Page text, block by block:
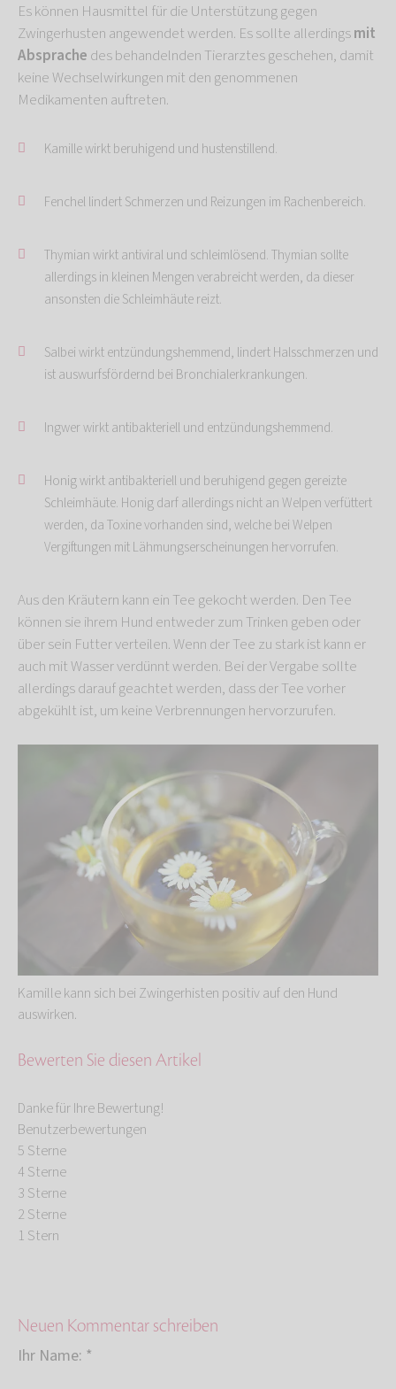
Es können Hausmittel für die Unterstützung gegen
Zwingerhusten angewendet werden. Es sollte allerdingsmit
Absprache des behandelnden Tierarztes geschehen, damit
keine Wechselwirkungen mit den genommenen
Medikamenten auftreten.
Kamille wirkt beruhigend und hustenstillend.
Fenchel lindert Schmerzen und Reizungen im Rachenbereich.
Thymian wirkt antiviral und schleimlösend. Thymian sollte
allerdings in kleinen Mengen verabreicht werden, da dieser
ansonsten die Schleimhäute reizt.
Salbei wirkt entzündungshemmend, lindert Halsschmerzen und
ist auswurfsfördernd bei Bronchialerkrankungen.
Ingwer wirkt antibakteriell und entzündungshemmend.
Honig wirkt antibakteriell und beruhigend gegen gereizte
Schleimhäute. Honig darf allerdings nicht an Welpen verfüttert
werden, da Toxine vorhanden sind, welche bei Welpen
Vergiftungen mit Lähmungserscheinungen hervorrufen.
Aus den Kräutern kann ein Tee gekocht werden. Den Tee
können sie ihrem Hund entweder zum Trinken geben oder
über sein Futter verteilen. Wenn der Tee zu stark ist kann er
auch mit Wasser verdünnt werden. Bei der Vergabe sollte
allerdings darauf geachtet werden, dass der Tee vorher
abgekühlt ist, um keine Verbrennungen hervorzurufen.
Kamille kann sich bei Zwingerhisten positiv auf den Hund
auswirken.
Bewerten Sie diesen Artikel
Danke für Ihre Bewertung!
Benutzerbewertungen
5 Sterne
4 Sterne
3 Sterne
2 Sterne
1 Stern
Neuen Kommentar schreiben
Ihr Name: *